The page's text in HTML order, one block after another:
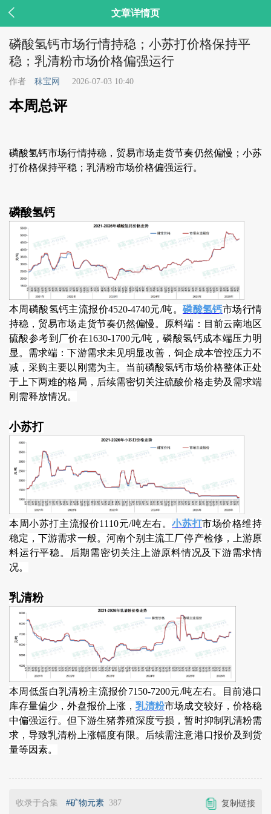
 文章详情页
磷酸氢钙市场行情持稳；小苏打价格保持平
稳；乳清粉市场价格偏强运行
作者 秣宝网 2026-07-03 10:40
本周总评
磷酸氢钙市场行情持稳，贸易市场走货节奏仍然偏慢；小苏
打价格保持平稳；乳清粉市场价格偏强运行。
磷酸氢钙
本周磷酸氢钙主流报价4520-4740元/吨。磷酸氢钙市场行情
持稳，贸易市场走货节奏仍然偏慢。原料端：目前云南地区
硫酸参考到厂价在1630-1700元/吨，磷酸氢钙成本端压力明
显。需求端：下游需求未见明显改善，饲企成本管控压力不
减，采购主要以刚需为主。当前磷酸氢钙市场价格整体正处
于上下两难的格局，后续需密切关注硫酸价格走势及需求端
刚需释放情况。
小苏打
本周小苏打主流报价1110元/吨左右。小苏打市场价格维持
稳定，下游需求一般。河南个别主流工厂停产检修，上游原
料运行平稳。后期需密切关注上游原料情况及下游需求情
况。
乳清粉
本周低蛋白乳清粉主流报价7150-7200元/吨左右。目前港口
库存量偏少，外盘报价上涨，乳清粉市场成交较好，价格稳
中偏强运行。但下游生猪养殖深度亏损，暂时抑制乳清粉需
求，导致乳清粉上涨幅度有限。后续需注意港口报价及到货
量等因素。
收录于合集 #矿物元素 387 复制链接